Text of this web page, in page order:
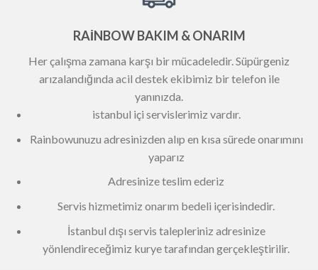
RAİNBOW BAKIM & ONARIM
Her çalışma zamana karşı bir mücadeledir. Süpürgeniz
arızalandığında acil destek ekibimiz bir telefon ile
yanınızda.
istanbul içi servislerimiz vardır.
Rainbowunuzu adresinizden alıp en kısa sürede onarımını
yaparız
Adresinize teslim ederiz
Servis hizmetimiz onarım bedeli içerisindedir.
İstanbul dışı servis talepleriniz adresinize
yönlendireceğimiz kurye tarafından gerçekleştirilir.